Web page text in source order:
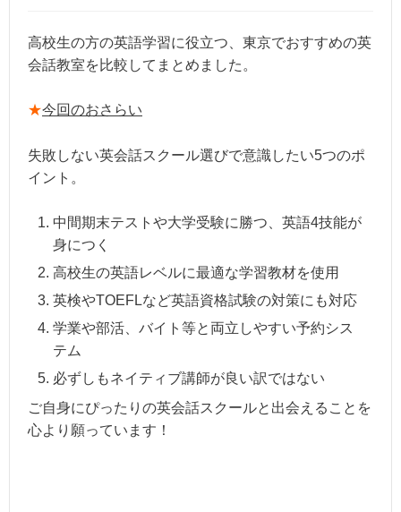
高校生の方の英語学習に役立つ、東京でおすすめの英
会話教室を比較してまとめました。
★今回のおさらい
失敗しない英会話スクール選びで意識したい5つのポ
イント。
中間期末テストや大学受験に勝つ、英語4技能が
身につく
高校生の英語レベルに最適な学習教材を使用
英検やTOEFLなど英語資格試験の対策にも対応
学業や部活、バイト等と両立しやすい予約シス
テム
必ずしもネイティブ講師が良い訳ではない
ご自身にぴったりの英会話スクールと出会えることを
心より願っています！